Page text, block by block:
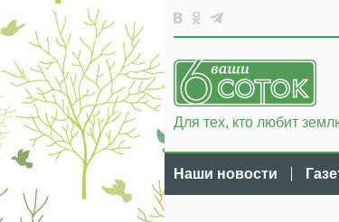
Для тех, кто любит
Наши новости